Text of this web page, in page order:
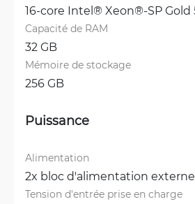
16-core Intel® Xeon®-SP Gold
Capacité de RAM
32 GB
Mémoire de stockage
256 GB
Puissance
Alimentation
2x bloc d'alimentation
Tension d'entrée prise en charge